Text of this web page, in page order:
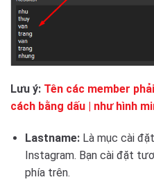
Lưu ý: Tên các member
cách bằng dấu | như hình
Lastname:Là mục cài
Instagram. Bạn cài đặt
phía trên.